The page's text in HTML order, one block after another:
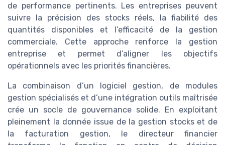
de performance pertinents. Les entreprises peuvent
suivre la précision des stocks réels, la fiabilité des
quantités disponibles et l’efficacité de la gestion
commerciale. Cette approche renforce la gestion
entreprise et permet d’aligner les objectifs
opérationnels avec les priorités financières.
La combinaison d’un logiciel gestion, de modules
gestion spécialisés et d’une intégration outils maîtrisée
crée un socle de gouvernance solide. En exploitant
pleinement la donnée issue de la gestion stocks et de
la facturation gestion, le directeur financier